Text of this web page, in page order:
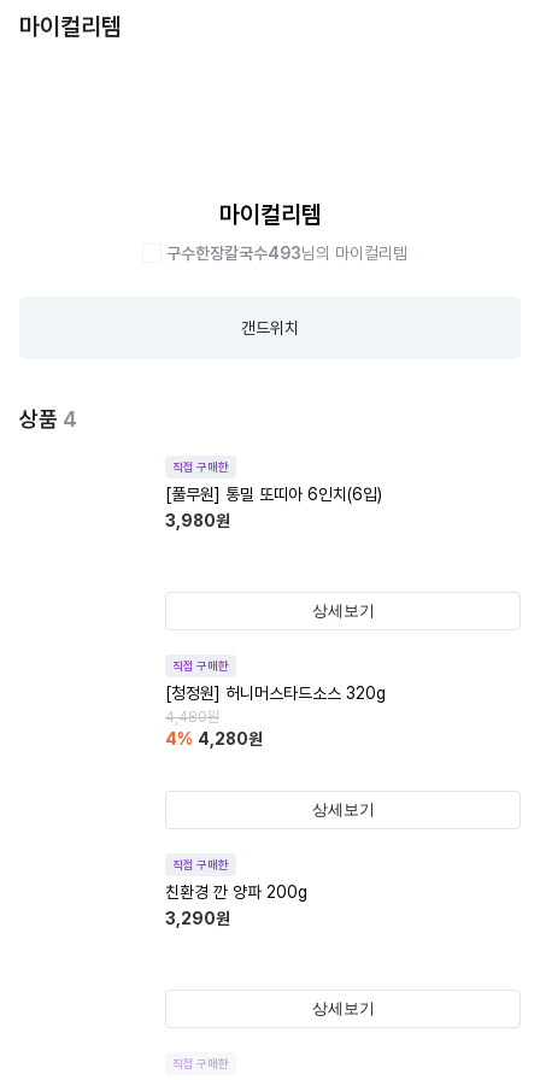
마이컬리템
마이컬리템
구수한장칼국수493님의 마이컬리템
갠드위치
상품 4
직접 구매한
[풀무원] 통밀 또띠아 6인치(6입)
3,980원
상세보기
직접 구매한
[청정원] 허니머스타드소스 320g
4,480원
4% 4,280원
상세보기
직접 구매한
친환경 깐 양파 200g
3,290원
상세보기
직접 구매한